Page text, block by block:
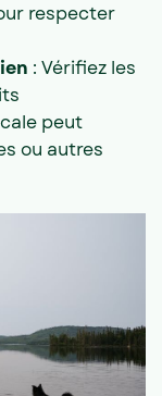
respecter
: Vérifiez les
peut
ou autres